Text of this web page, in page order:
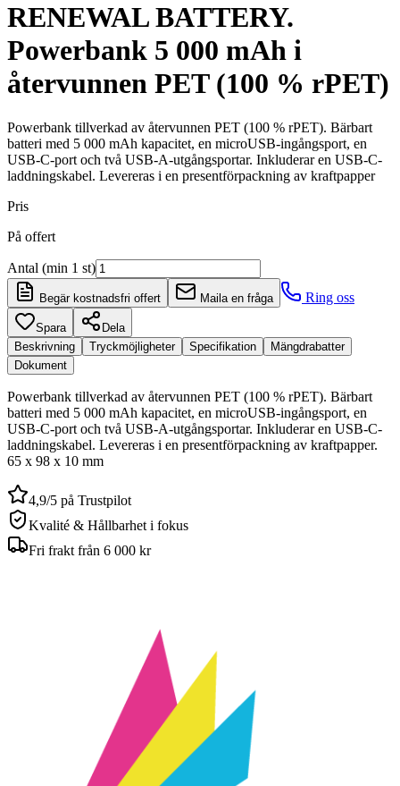
RENEWAL BATTERY.
Powerbank 5 000 mAh i
återvunnen PET (100 % rPET)
Powerbank tillverkad av återvunnen PET (100 % rPET). Bärbart
batteri med 5 000 mAh kapacitet, en microUSB-ingångsport, en
USB-C-port och två USB-A-utgångsportar. Inkluderar en USB-C-
laddningskabel. Levereras i en presentförpackning av kraftpapper
Pris
På offert
Antal (min 1 st)
Begär kostnadsfri offert Maila en fråga Ring oss
Spara
Dela
Beskrivning
Tryckmöjligheter Specifikation
Mängdrabatter
Dokument
Powerbank tillverkad av återvunnen PET (100 % rPET). Bärbart
batteri med 5 000 mAh kapacitet, en microUSB-ingångsport, en
USB-C-port och två USB-A-utgångsportar. Inkluderar en USB-C-
laddningskabel. Levereras i en presentförpackning av kraftpapper.
65 x 98 x 10 mm
4,9/5 på Trustpilot
Kvalité & Hållbarhet i fokus
Fri frakt från 6 000 kr